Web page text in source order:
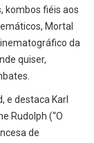
kombos fiéis aos
Mortal
da
quiser,
e destaca Karl
Rudolph (“O
de